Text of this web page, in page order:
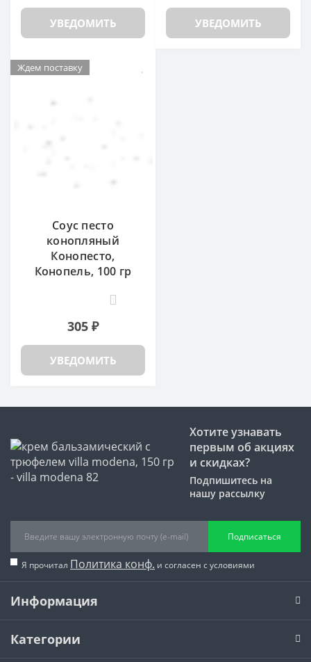
УВЕДОМИТЬ УВЕДОМИТЬ
Ждем поставку
Соус песто
конопляный
Конопесто,
Конопель, 100 гр
305 ₽
УВЕДОМИТЬ
Хотите узнавать
первым об акциях
и скидках?
Подпишитесь на
нашу рассылку
Подписаться
Я прочитал Политика конф. и согласен с условиями
Информация
Категории